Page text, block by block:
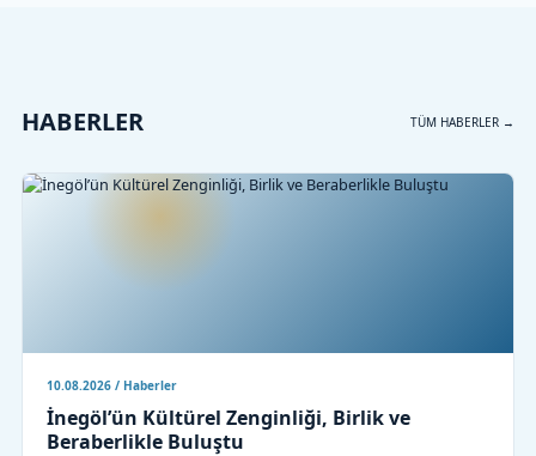
HABERLER TÜM HABERLER →
10.08.2026 / Haberler
İnegöl’ün Kültürel Zenginliği, Birlik ve
Beraberlikle Buluştu